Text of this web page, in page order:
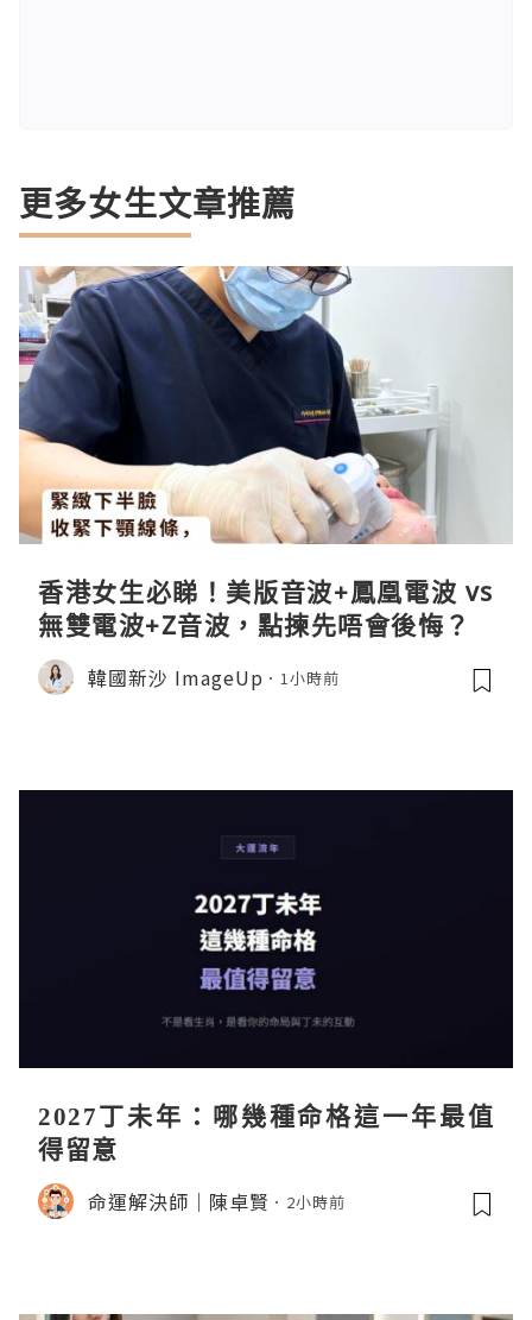
更多女生文章推薦
香港女生必睇！美版音波+鳳凰電波 vs
無雙電波+Z音波，點揀先唔會後悔？
韓國新沙 ImageUp 1小時前
2027丁未年：哪幾種命格這一年最值
得留意
命運解決師｜陳卓賢 2小時前